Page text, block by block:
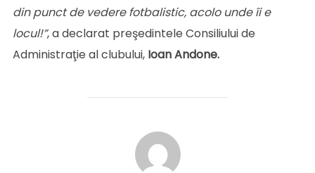
din punct de vedere fotbalistic, acolo unde îi e
locul!”, a declarat preşedintele Consiliului de
Administraţie al clubului, Ioan Andone.
AUTOR ARTICOL